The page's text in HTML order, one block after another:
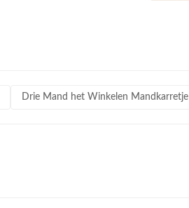
Drie Mand het Winkelen Mandkarretje